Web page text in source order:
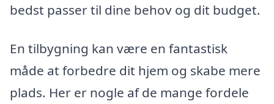
bedst passer til dine behov og dit budget.
En tilbygning kan være en fantastisk
måde at forbedre dit hjem og skabe mere
plads. Her er nogle af de mange fordele